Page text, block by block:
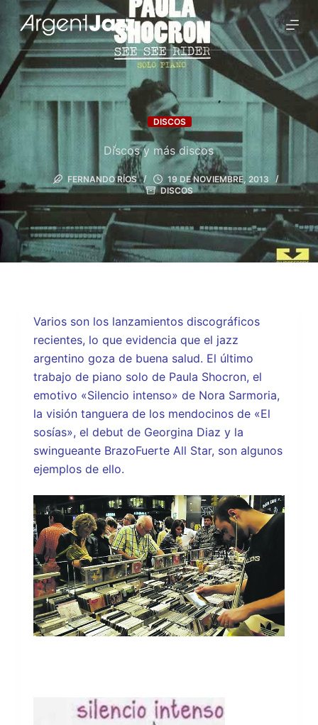
DISCOS
Discos y más discos
FERNANDO RÍOS
19 DE NOVIEMBRE, 2013
DISCOS
Varios son los lanzamientos discográficos
recientes, lo que evidencia que el jazz
argentino goza de buena salud. El último
trabajo de piano solo de Paula Shocron, el
emotivo «Silencio intenso» de Nora Sarmoria,
la visión tanguera de los mendocinos de «El
sosías», el debut de Georgina Diaz y la
swingueante BrazoFuerte All Star, son algunos
ejemplos de ello.